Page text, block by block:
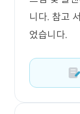
니다. 참고
었습니다.